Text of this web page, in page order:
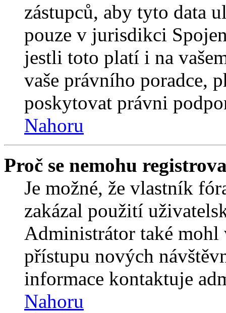
zástupců, aby tyto data
pouze v jurisdikci
jestli toto platí i na
vaše právního poradce,
poskytovat právni
Nahoru
Proč se nemohu
Je možné, že vlastník
zakázal použití
Administrátor také mohl
přístupu nových
informace kontaktuje
Nahoru